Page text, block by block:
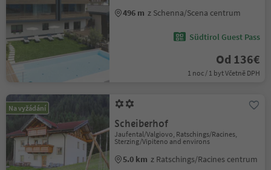
496 m z Schenna/Scena centrum
Südtirol Guest Pass
Od 136€
1 noc / 1 byt Včetně DPH
Na vyžádání
Scheiberhof
Jaufental/Valgiovo, Ratschings/Racines,
Sterzing/Vipiteno and environs
5.0 km z Ratschings/Racines centrum